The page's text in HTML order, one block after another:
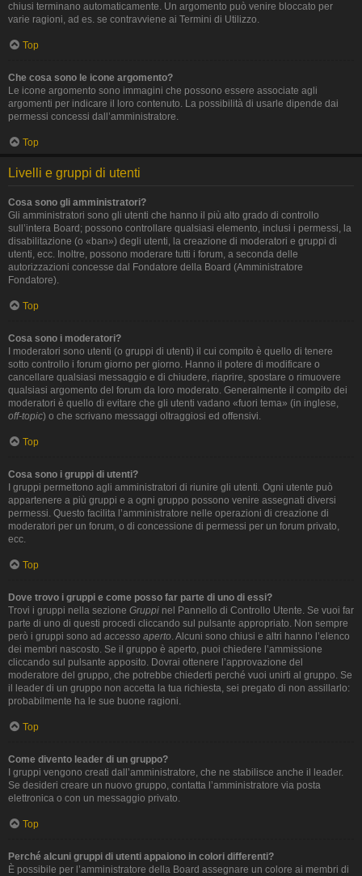
chiusi terminano automaticamente. Un argomento può venire bloccato per
varie ragioni, ad es. se contravviene ai Termini di Utilizzo.
Top
Che cosa sono le icone argomento?
Le icone argomento sono immagini che possono essere associate agli
argomenti per indicare il loro contenuto. La possibilità di usarle dipende dai
permessi concessi dall’amministratore.
Top
Livelli e gruppi di utenti
Cosa sono gli amministratori?
Gli amministratori sono gli utenti che hanno il più alto grado di controllo
sull’intera Board; possono controllare qualsiasi elemento, inclusi i permessi, la
disabilitazione (o «ban») degli utenti, la creazione di moderatori e gruppi di
utenti, ecc. Inoltre, possono moderare tutti i forum, a seconda delle
autorizzazioni concesse dal Fondatore della Board (Amministratore
Fondatore).
Top
Cosa sono i moderatori?
I moderatori sono utenti (o gruppi di utenti) il cui compito è quello di tenere
sotto controllo i forum giorno per giorno. Hanno il potere di modificare o
cancellare qualsiasi messaggio e di chiudere, riaprire, spostare o rimuovere
qualsiasi argomento del forum da loro moderato. Generalmente il compito dei
moderatori è quello di evitare che gli utenti vadano «fuori tema» (in inglese,
off-topic) o che scrivano messaggi oltraggiosi ed offensivi.
Top
Cosa sono i gruppi di utenti?
I gruppi permettono agli amministratori di riunire gli utenti. Ogni utente può
appartenere a più gruppi e a ogni gruppo possono venire assegnati diversi
permessi. Questo facilita l’amministratore nelle operazioni di creazione di
moderatori per un forum, o di concessione di permessi per un forum privato,
ecc.
Top
Dove trovo i gruppi e come posso far parte di uno di essi?
Trovi i gruppi nella sezione Gruppi nel Pannello di Controllo Utente. Se vuoi far
parte di uno di questi procedi cliccando sul pulsante appropriato. Non sempre
però i gruppi sono ad accesso aperto. Alcuni sono chiusi e altri hanno l’elenco
dei membri nascosto. Se il gruppo è aperto, puoi chiedere l’ammissione
cliccando sul pulsante apposito. Dovrai ottenere l’approvazione del
moderatore del gruppo, che potrebbe chiederti perché vuoi unirti al gruppo. Se
il leader di un gruppo non accetta la tua richiesta, sei pregato di non assillarlo:
probabilmente ha le sue buone ragioni.
Top
Come divento leader di un gruppo?
I gruppi vengono creati dall’amministratore, che ne stabilisce anche il leader.
Se desideri creare un nuovo gruppo, contatta l’amministratore via posta
elettronica o con un messaggio privato.
Top
Perché alcuni gruppi di utenti appaiono in colori differenti?
È possibile per l’amministratore della Board assegnare un colore ai membri di